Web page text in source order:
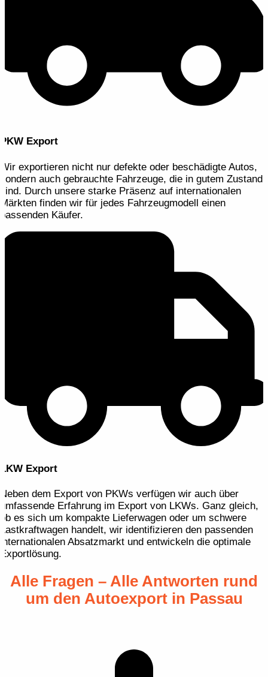
PKW Export
Wir exportieren nicht nur defekte oder beschädigte Autos,
sondern auch gebrauchte Fahrzeuge, die in gutem Zustand
sind. Durch unsere starke Präsenz auf internationalen
Märkten finden wir für jedes Fahrzeugmodell einen
passenden Käufer.
LKW Export
Neben dem Export von PKWs verfügen wir auch über
umfassende Erfahrung im Export von LKWs. Ganz gleich,
ob es sich um kompakte Lieferwagen oder um schwere
Lastkraftwagen handelt, wir identifizieren den passenden
internationalen Absatzmarkt und entwickeln die optimale
Exportlösung.
Alle Fragen – Alle Antworten rund
um den Autoexport in Passau